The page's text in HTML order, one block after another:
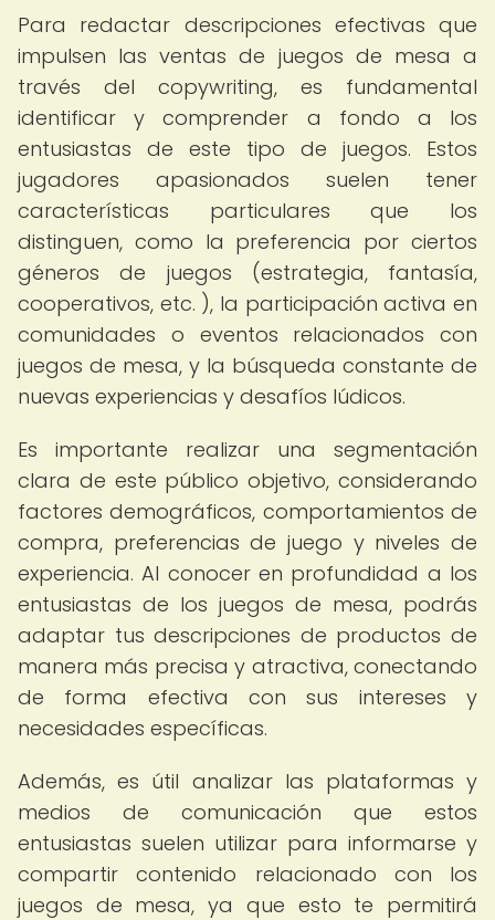
Para redactar descripciones efectivas que
impulsen las ventas de juegos de mesa a
través del copywriting, es fundamental
identificar y comprender a fondo a los
entusiastas de este tipo de juegos. Estos
jugadores apasionados suelen tener
características particulares que los
distinguen, como la preferencia por ciertos
géneros de juegos (estrategia, fantasía,
cooperativos, etc. ), la participación activa en
comunidades o eventos relacionados con
juegos de mesa, y la búsqueda constante de
nuevas experiencias y desafíos lúdicos.
Es importante realizar una segmentación
clara de este público objetivo, considerando
factores demográficos, comportamientos de
compra, preferencias de juego y niveles de
experiencia. Al conocer en profundidad a los
entusiastas de los juegos de mesa, podrás
adaptar tus descripciones de productos de
manera más precisa y atractiva, conectando
de forma efectiva con sus intereses y
necesidades específicas.
Además, es útil analizar las plataformas y
medios de comunicación que estos
entusiastas suelen utilizar para informarse y
compartir contenido relacionado con los
juegos de mesa, ya que esto te permitirá